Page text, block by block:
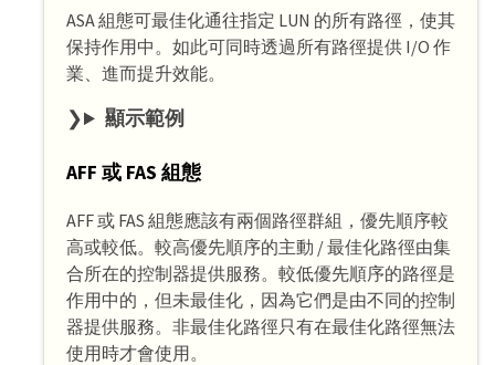
ASA 組態可最佳化通往指定 LUN 的所有路徑，使其
保持作用中。如此可同時透過所有路徑提供 I/O 作
業、進而提升效能。
顯示範例
AFF 或 FAS 組態
AFF 或 FAS 組態應該有兩個路徑群組，優先順序較
高或較低。較高優先順序的主動 / 最佳化路徑由集
合所在的控制器提供服務。較低優先順序的路徑是
作用中的，但未最佳化，因為它們是由不同的控制
器提供服務。非最佳化路徑只有在最佳化路徑無法
使用時才會使用。